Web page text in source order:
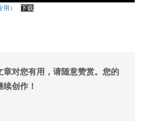
） 下载
章对您有用，请随意赞赏。您的
创作！